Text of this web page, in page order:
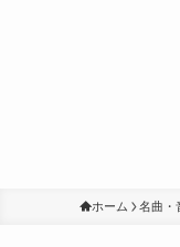
ホーム 名曲・